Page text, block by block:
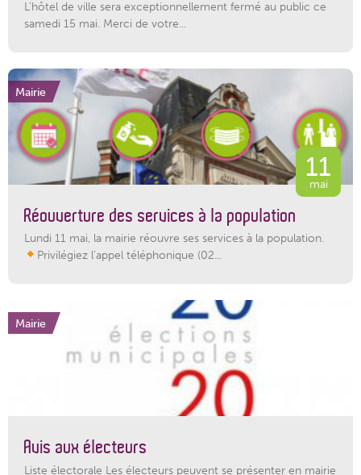
L'hôtel de ville sera exceptionnellement fermé au public ce
samedi 15 mai. Merci de votre...
Mairie
11
mai
Réouverture des services à la population
Lundi 11 mai, la mairie réouvre ses services à la population.
Privilégiez l’appel téléphonique (02...
Mairie
Avis aux électeurs
Liste électorale Les électeurs peuvent se présenter en mairie